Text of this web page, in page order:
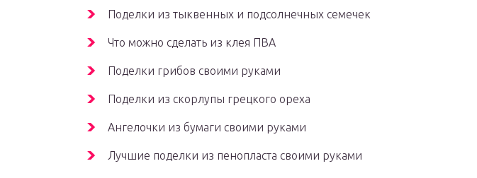
Поделки из тыквенных и подсолнечных семечек
Что можно сделать из клея ПВА
Поделки грибов своими руками
Поделки из скорлупы грецкого ореха
Ангелочки из бумаги своими руками
Лучшие поделки из пенопласта своими руками